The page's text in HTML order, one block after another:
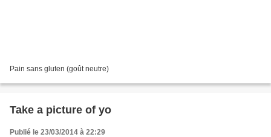
Pain sans gluten (goût neutre)
Take a picture of yo
Publié le 23/03/2014 à 22:29